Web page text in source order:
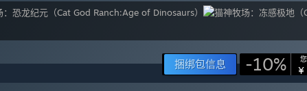
捆绑包信息 -10% ¥